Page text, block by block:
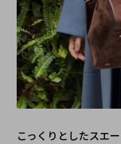
こっくりとしたスエ